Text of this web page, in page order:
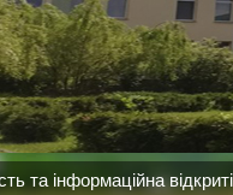
та інформаційна